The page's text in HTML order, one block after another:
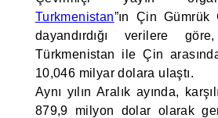
Turkmenistan”ın Çin Gümrük
dayandırdığı verilere
Türkmenistan ile Çin
10,046 milyar dolara ulaştı.
Aynı yılın Aralık ayında,
879,9 milyon dolar olarak